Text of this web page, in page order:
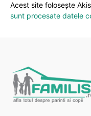
Acest site folosește
sunt procesate datele